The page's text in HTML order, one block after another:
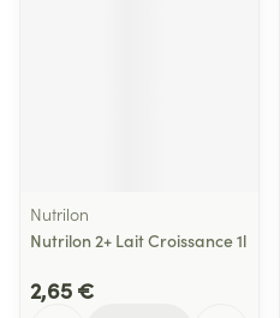
Nutrilon
Nutrilon 2+ Lait Croissance 1l
2,65 €